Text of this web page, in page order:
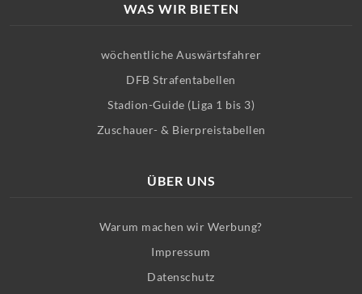
WAS WIR BIETEN
wöchentliche Auswärtsfahrer
DFB Strafentabellen
Stadion-Guide (Liga 1 bis 3)
Zuschauer- & Bierpreistabellen
ÜBER UNS
Warum machen wir Werbung?
Impressum
Datenschutz